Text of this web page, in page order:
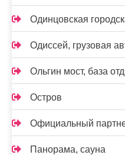
Одинцовская
Одиссей, грузовая
Ольгин мост, база
Остров
Официальный
Панорама, сауна